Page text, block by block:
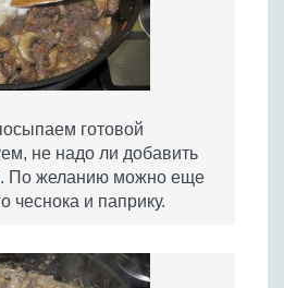
готовой
не надо ли добавить
По желанию можно еще
чеснока и паприку.